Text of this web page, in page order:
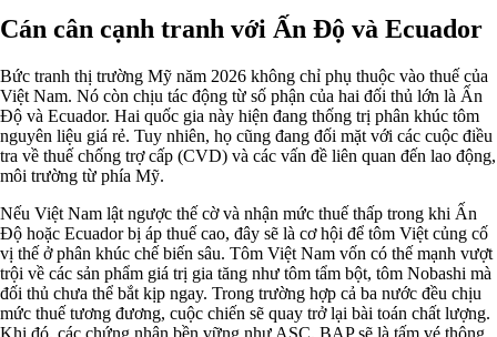
Cán cân cạnh tranh với Ấn Độ và Ecuador
Bức tranh thị trường Mỹ năm 2026 không chỉ phụ thuộc vào thuế của
Việt Nam. Nó còn chịu tác động từ số phận của hai đối thủ lớn là Ấn
Độ và Ecuador. Hai quốc gia này hiện đang thống trị phân khúc tôm
nguyên liệu giá rẻ. Tuy nhiên, họ cũng đang đối mặt với các cuộc điều
tra về thuế chống trợ cấp (CVD) và các vấn đề liên quan đến lao động,
môi trường từ phía Mỹ.
Nếu Việt Nam lật ngược thế cờ và nhận mức thuế thấp trong khi Ấn
Độ hoặc Ecuador bị áp thuế cao, đây sẽ là cơ hội để tôm Việt củng cố
vị thế ở phân khúc chế biến sâu. Tôm Việt Nam vốn có thế mạnh vượt
trội về các sản phẩm giá trị gia tăng như tôm tẩm bột, tôm Nobashi mà
đối thủ chưa thể bắt kịp ngay. Trong trường hợp cả ba nước đều chịu
mức thuế tương đương, cuộc chiến sẽ quay trở lại bài toán chất lượng.
Khi đó, các chứng nhận bền vững như ASC, BAP sẽ là tấm vé thông